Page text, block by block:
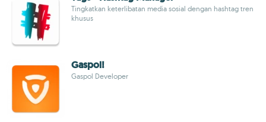
Tingkatkan keterlibatan media sosial dengan hashtag tren
khusus
Gaspol!
Gaspol Developer